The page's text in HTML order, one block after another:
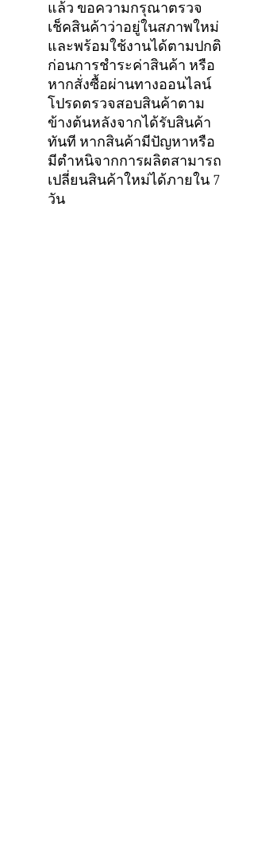
แล้ว ขอความกรุณาตรวจ
เช็คสินค้าว่าอยู่ในสภาพใหม่
และพร้อมใช้งานได้ตามปกติ
ก่อนการชำระค่าสินค้า หรือ
หากสั่งซื้อผ่านทางออนไลน์
โปรดตรวจสอบสินค้าตาม
ข้างต้นหลังจากได้รับสินค้า
ทันที หากสินค้ามีปัญหาหรือ
มีตำหนิจากการผลิตสามารถ
เปลี่ยนสินค้าใหม่ได้ภายใน 7
วัน